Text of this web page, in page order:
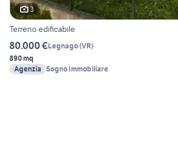
3
Terreno edificabile
80.000 €Legnago(VR)
890 mq
Agenzia Sogno Immobiliare